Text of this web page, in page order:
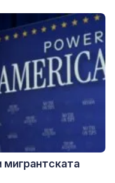
мигрантската